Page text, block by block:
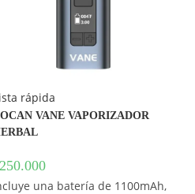
rápida
VANE VAPORIZADOR
250.000
una batería de 1100mAh,